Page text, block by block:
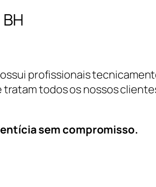
profissionais
todos os nossos
sem compromisso.